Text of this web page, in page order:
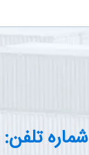
شماره تلفن: 02142326 سی خط